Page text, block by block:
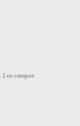
Los campos